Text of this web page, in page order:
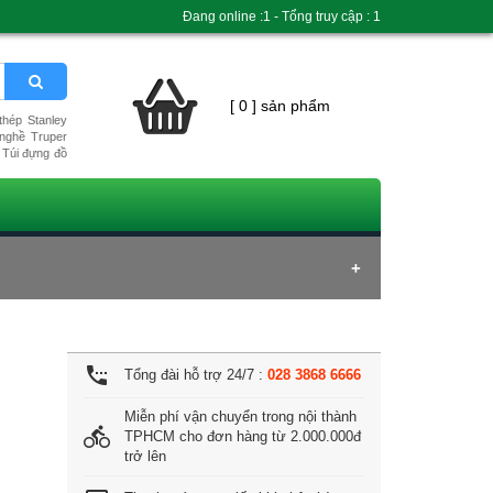
Stanley
Truper
Túi đựng đồ
[ 0 ] sản phẩm
settings_phone Tổng đài hỗ trợ 24/7 : 028 3868 6666
directions_bike
Miễn phí vận chuyển trong nội thành
TPHCM cho đơn hàng từ 2.000.000đ
trở lên
Đang online :1 - Tổng truy cập : 1